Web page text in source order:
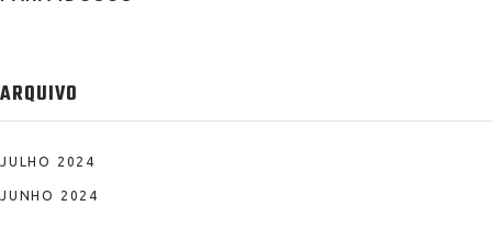
ARQUIVO
JULHO 2024
JUNHO 2024